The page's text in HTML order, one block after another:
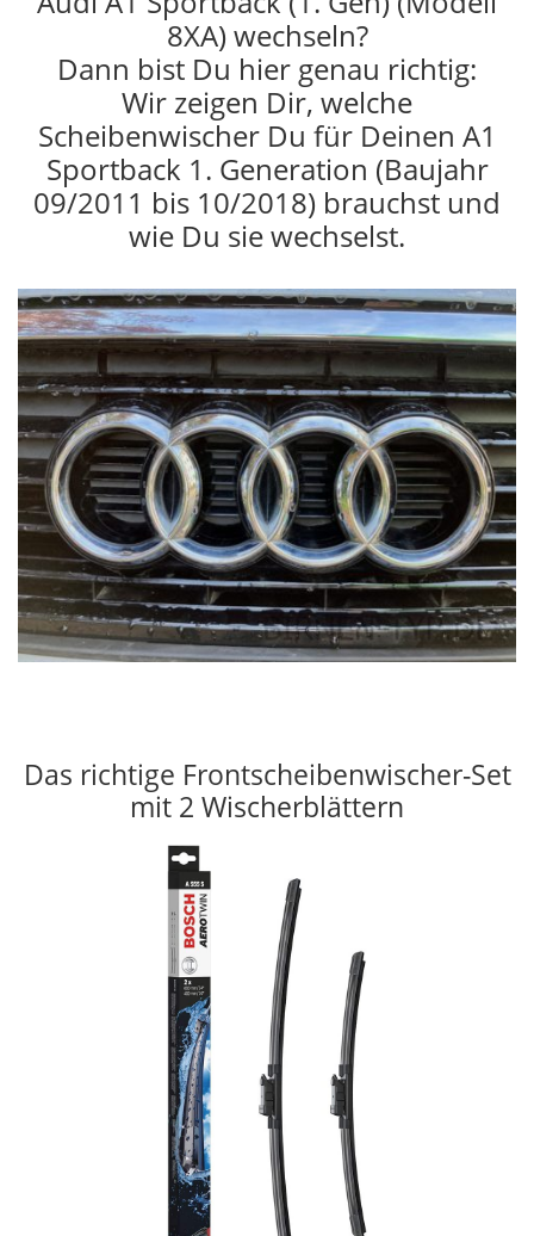
8XA) wechseln?
Dann bist Du hier genau richtig:
Wir zeigen Dir, welche
Scheibenwischer Du für Deinen A1
Sportback 1. Generation (Baujahr
09/2011 bis 10/2018) brauchst und
wie Du sie wechselst.
Das richtige Frontscheibenwischer-Set
mit 2 Wischerblättern